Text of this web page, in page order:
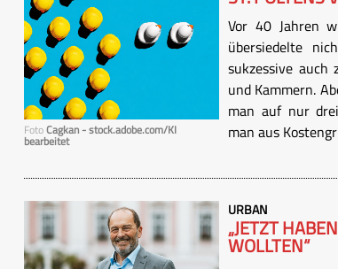
FotoCagkan - stock.adobe.com/KI
bearbeitet
Vor 40 Jahren
übersiedelte
sukzessive auch
und Kammern.
man auf nur
man aus
URBAN
„JETZT
WOLLTEN“